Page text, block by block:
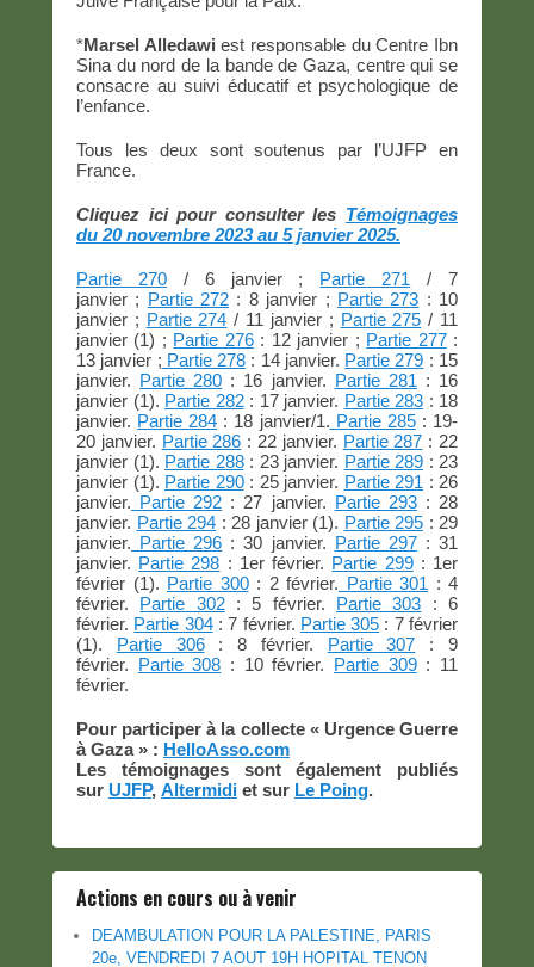
*Marsel Alledawi est responsable du Centre Ibn
Sina du nord de la bande de Gaza, centre qui se
consacre au suivi éducatif et psychologique de
l’enfance.
Tous les deux sont soutenus par l’UJFP en
France.
Cliquez ici pour consulter les Témoignages
du 20 novembre 2023 au 5 janvier 2025.
Partie 270/ 6 janvier ; Partie 271 / 7
janvier ; Partie 272 : 8 janvier ; Partie 273 : 10
janvier ; Partie 274 / 11 janvier ; Partie 275 / 11
janvier (1) ; Partie 276: 12 janvier ; Partie 277:
13 janvier ; Partie 278 : 14 janvier. Partie 279 : 15
janvier. Partie 280 : 16 janvier. Partie 281: 16
janvier (1). Partie 282: 17 janvier. Partie 283 : 18
janvier. Partie 284 : 18 janvier/1. Partie 285: 19-
20 janvier. Partie 286 : 22 janvier. Partie 287 : 22
janvier (1). Partie 288: 23 janvier. Partie 289 : 23
janvier (1). Partie 290: 25 janvier. Partie 291 : 26
janvier. Partie 292 : 27 janvier. Partie 293: 28
janvier. Partie 294 : 28 janvier (1). Partie 295 : 29
janvier. Partie 296 : 30 janvier. Partie 297: 31
janvier. Partie 298 : 1er février. Partie 299: 1er
février (1). Partie 300: 2 février. Partie 301 : 4
février. Partie 302: 5 février. Partie 303 : 6
février. Partie 304: 7 février. Partie 305 : 7 février
(1). Partie 306: 8 février. Partie 307 : 9
février. Partie 308 : 10 février. Partie 309: 11
février.
Pour participer à la collecte « Urgence Guerre
à Gaza » : HelloAsso.com
Les témoignages sont également publiés
sur UJFP, Altermidi et sur Le Poing.
Actions en cours ou à venir
DEAMBULATION POUR LA PALESTINE, PARIS
20e, VENDREDI 7 AOUT 19H HOPITAL TENON